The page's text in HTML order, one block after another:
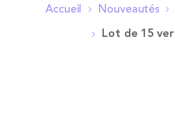
contenuAccueil Nouveautés